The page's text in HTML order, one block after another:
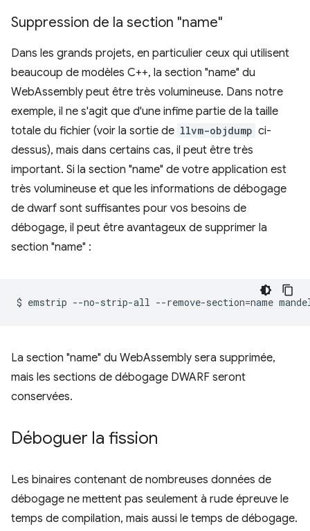
Suppression de la section "name"
Dans les grands projets, en particulier ceux qui utilisent
beaucoup de modèles C++, la section "name" du
WebAssembly peut être très volumineuse. Dans notre
exemple, il ne s'agit que d'une infime partie de la taille
totale du fichier (voir la sortie de llvm-objdump ci-
dessus), mais dans certains cas, il peut être très
important. Si la section "name" de votre application est
très volumineuse et que les informations de débogage
de dwarf sont suffisantes pour vos besoins de
débogage, il peut être avantageux de supprimer la
section "name" :
$ emstrip --no-strip-all --remove-section=name
La section "name" du WebAssembly sera supprimée,
mais les sections de débogage DWARF seront
conservées.
Déboguer la fission
Les binaires contenant de nombreuses données de
débogage ne mettent pas seulement à rude épreuve le
temps de compilation, mais aussi le temps de débogage.